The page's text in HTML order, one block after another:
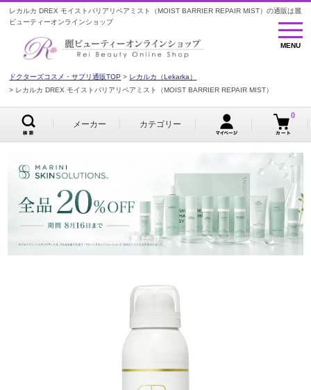
レカルカ DREX モイストバリアリペアミスト（MOIST BARRIER REPAIR MIST）の通販は麗
ビューティーオンラインショップ
MENU
MENU
ドクターズコスメ・サプリ通販TOP
レカルカ（Lekarka）
レカルカ DREX モイストバリアリペアミスト（MOIST BARRIER REPAIR MIST）
メーカー カテゴリー
0